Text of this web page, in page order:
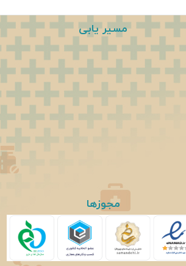
مسیر یابی
مجوزها